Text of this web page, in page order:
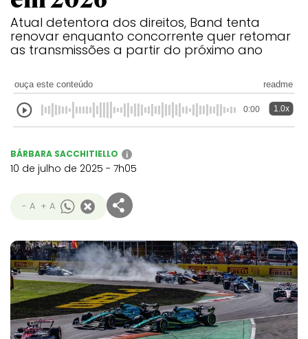
Atual detentora dos direitos, Band tenta
renovar enquanto concorrente quer retomar
as transmissões a partir do próximo ano
ouça este conteúdo readme
0:00 1.0x
BÁRBARA SACCHITIELLO i
10 de julho de 2025 - 7h05
- A + A